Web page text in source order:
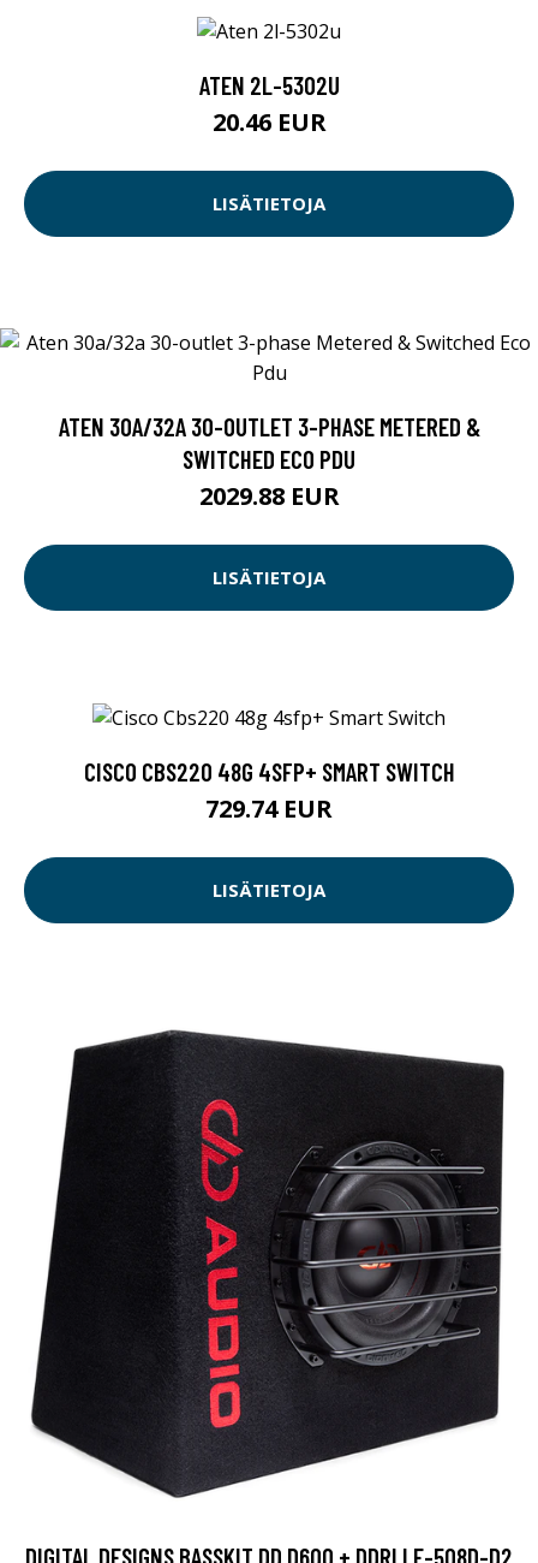
ATEN 2L-5302U
20.46 EUR
LISÄTIETOJA
ATEN 30A/32A 30-OUTLET 3-PHASE METERED &
SWITCHED ECO PDU
2029.88 EUR
LISÄTIETOJA
CISCO CBS220 48G 4SFP+ SMART SWITCH
729.74 EUR
LISÄTIETOJA
DIGITAL DESIGNS BASSKIT DD D600 + DDRLLE-508D-D2